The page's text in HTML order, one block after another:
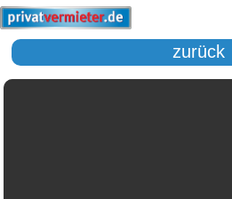
zurück